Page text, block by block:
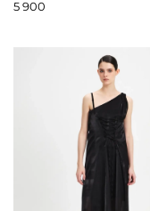
5 900